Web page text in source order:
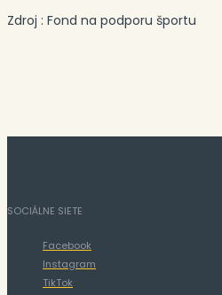
Zdroj : Fond na podporu športu
SOCIÁLNE SIETE
Facebook
Instagram
TikTok